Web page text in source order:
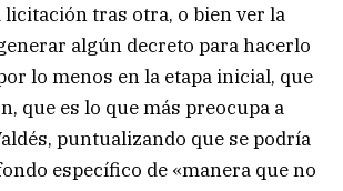
licitación tras otra, o bien ver la
algún decreto para hacerlo
lo menos en la etapa inicial, que
que es lo que más preocupa a
puntualizando que se podría
específico de «manera que no